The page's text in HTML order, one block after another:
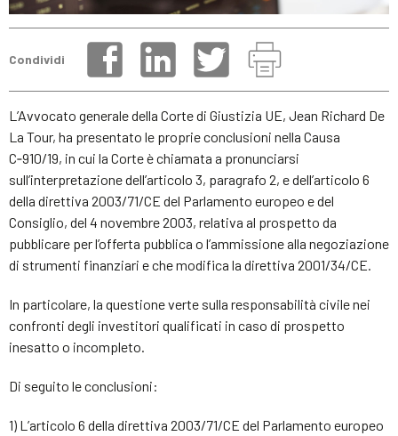
Condividi
L’Avvocato generale della Corte di Giustizia UE, Jean Richard De
La Tour, ha presentato le proprie conclusioni nella Causa
C‑910/19, in cui la Corte è chiamata a pronunciarsi
sull’interpretazione dell’articolo 3, paragrafo 2, e dell’articolo 6
della direttiva 2003/71/CE del Parlamento europeo e del
Consiglio, del 4 novembre 2003, relativa al prospetto da
pubblicare per l’offerta pubblica o l’ammissione alla negoziazione
di strumenti finanziari e che modifica la direttiva 2001/34/CE.
In particolare, la questione verte sulla responsabilità civile nei
confronti degli investitori qualificati in caso di prospetto
inesatto o incompleto.
Di seguito le conclusioni:
1) L’articolo 6 della direttiva 2003/71/CE del Parlamento europeo